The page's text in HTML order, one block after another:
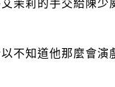
茉莉的手交給陳
不知道他那麼會